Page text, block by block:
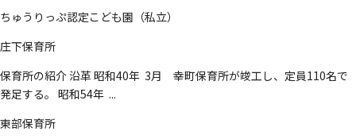
ちゅうりっぷ認定こども園（私立）
庄下保育所
保育所の紹介 沿革 昭和40年 3月 幸町保育所が竣工し、定員110名で
発足する。 昭和54年 ...
東部保育所